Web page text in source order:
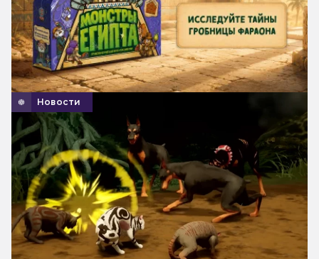
Новости